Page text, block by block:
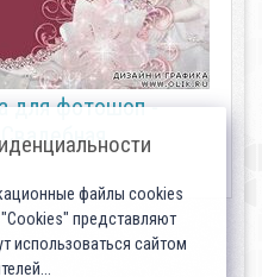
для фотошоп -
Свадебная
файлы cookies
представляют
использоваться сайтом